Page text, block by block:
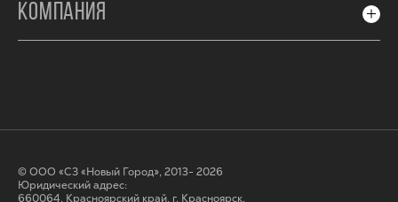
КОМПАНИЯ
© ООО «СЗ «Новый Город», 2013- 2026
Юридический адрес:
660064, Красноярский край, г. Красноярск,